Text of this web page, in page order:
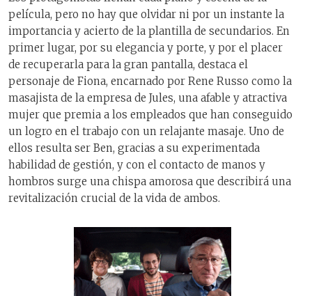
película, pero no hay que olvidar ni por un instante la
importancia y acierto de la plantilla de secundarios. En
primer lugar, por su elegancia y porte, y por el placer
de recuperarla para la gran pantalla, destaca el
personaje de Fiona, encarnado por Rene Russo como la
masajista de la empresa de Jules, una afable y atractiva
mujer que premia a los empleados que han conseguido
un logro en el trabajo con un relajante masaje. Uno de
ellos resulta ser Ben, gracias a su experimentada
habilidad de gestión, y con el contacto de manos y
hombros surge una chispa amorosa que describirá una
revitalización crucial de la vida de ambos.